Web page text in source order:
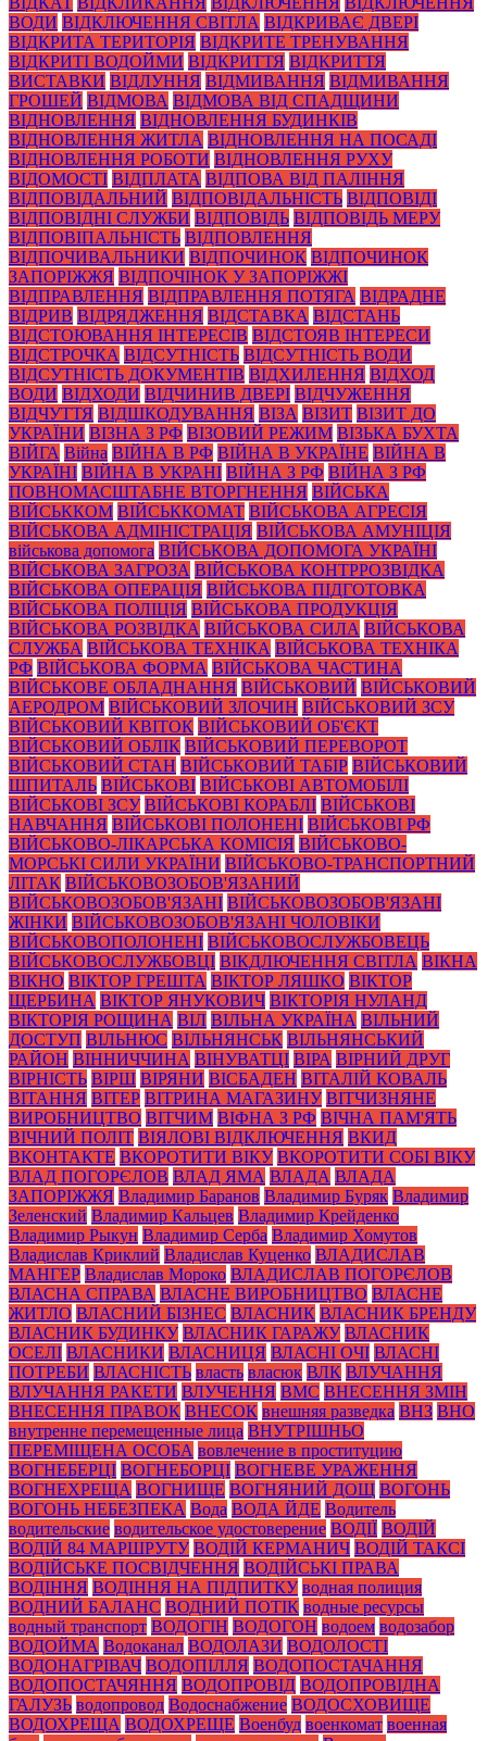
ВОДИ ВІДКЛЮЧЕННЯ СВІТЛА ВІДКРИВАЄ ДВЕРІ
ВІДКРИТА ТЕРИТОРІЯ ВІДКРИТЕ ТРЕНУВАННЯ
ВІДКРИТІ ВОДОЙМИ ВІДКРИТТЯ ВІДКРИТТЯ
ВИСТАВКИ ВІДЛУННЯ ВІДМИВАННЯ ВІДМИВАННЯ
ГРОШЕЙ ВІДМОВА ВІДМОВА ВІД СПАДЩИНИ
ВІДНОВЛЕННЯ ВІДНОВЛЕННЯ БУДИНКІВ
ВІДНОВЛЕННЯ ЖИТЛА ВІДНОВЛЕННЯ НА ПОСАДІ
ВІДНОВЛЕННЯ РОБОТИ ВІДНОВЛЕННЯ РУХУ
ВІДОМОСТІ ВІДПЛАТА ВІДПОВА ВІД ПАЛІННЯ
ВІДПОВІДАЛЬНИЙ ВІДПОВІДАЛЬНІСТЬ ВІДПОВІДІ
ВІДПОВІДНІ СЛУЖБИ ВІДПОВІДЬ ВІДПОВІДЬ МЕРУ
ВІДПОВІПАЛЬНІСТЬ ВІДПОВЛЕННЯ
ВІДПОЧИВАЛЬНИКИ ВІДПОЧИНОК ВІДПОЧИНОК
ЗАПОРІЖЖЯ ВІДПОЧІНОК У ЗАПОРІЖЖІ
ВІДПРАВЛЕННЯ ВІДПРАВЛЕННЯ ПОТЯГА ВІДРАДНЕ
ВІДРИВ ВІДРЯДЖЕННЯ ВІДСТАВКА ВІДСТАНЬ
ВІДСТОЮВАННЯ ІНТЕРЕСІВ ВІДСТОЯВ ІНТЕРЕСИ
ВІДСТРОЧКА ВІДСУТНІСТЬ ВІДСУТНІСТЬ ВОДИ
ВІДСУТНІСТЬ ДОКУМЕНТІВ ВІДХИЛЕННЯ ВІДХОД
ВОДИ ВІДХОДИ ВІДЧИНИВ ДВЕРІ ВІДЧУЖЕННЯ
ВІДЧУТТЯ ВІДШКОДУВАННЯ ВІЗА ВІЗИТ ВІЗИТ ДО
УКРАЇНИ ВІЗНА З РФ ВІЗОВИЙ РЕЖИМ ВІЗЬКА БУХТА
ВІЙГА Війна ВІЙНА В РФ ВІЙНА В УКРАЇНЕ ВІЙНА В
УКРАЇНІ ВІЙНА В УКРАНІ ВІЙНА З РФ ВІЙНА З РФ
ПОВНОМАСШТАБНЕ ВТОРГНЕННЯ ВІЙСЬКА
ВІЙСЬККОМ ВІЙСЬККОМАТ ВІЙСЬКОВА АГРЕСІЯ
ВІЙСЬКОВА АДМІНІСТРАЦІЯ ВІЙСЬКОВА АМУНІЦІЯ
військова допомога ВІЙСЬКОВА ДОПОМОГА УКРАЇНІ
ВІЙСЬКОВА ЗАГРОЗА ВІЙСЬКОВА КОНТРРОЗВІДКА
ВІЙСЬКОВА ОПЕРАЦІЯ ВІЙСЬКОВА ПІДГОТОВКА
ВІЙСЬКОВА ПОЛІЦІЯ ВІЙСЬКОВА ПРОДУКЦІЯ
ВІЙСЬКОВА РОЗВІДКА ВІЙСЬКОВА СИЛА ВІЙСЬКОВА
СЛУЖБА ВІЙСЬКОВА ТЕХНІКА ВІЙСЬКОВА ТЕХНІКА
РФ ВІЙСЬКОВА ФОРМА ВІЙСЬКОВА ЧАСТИНА
ВІЙСЬКОВЕ ОБЛАДНАННЯ ВІЙСЬКОВИЙ ВІЙСЬКОВИЙ
АЕРОДРОМ ВІЙСЬКОВИЙ ЗЛОЧИН ВІЙСЬКОВИЙ ЗСУ
ВІЙСЬКОВИЙ КВІТОК ВІЙСЬКОВИЙ ОБ'ЄКТ
ВІЙСЬКОВИЙ ОБЛІК ВІЙСЬКОВИЙ ПЕРЕВОРОТ
ВІЙСЬКОВИЙ СТАН ВІЙСЬКОВИЙ ТАБІР ВІЙСЬКОВИЙ
ШПИТАЛЬ ВІЙСЬКОВІ ВІЙСЬКОВІ АВТОМОБІЛІ
ВІЙСЬКОВІ ЗСУ ВІЙСЬКОВІ КОРАБЛІ ВІЙСЬКОВІ
НАВЧАННЯ ВІЙСЬКОВІ ПОЛОНЕНІ ВІЙСЬКОВІ РФ
ВІЙСЬКОВО-ЛІКАРСЬКА КОМІСІЯ ВІЙСЬКОВО-
МОРСЬКІ СИЛИ УКРАЇНИ ВІЙСЬКОВО-ТРАНСПОРТНИЙ
ЛІТАК ВІЙСЬКОВОЗОБОВ'ЯЗАНИЙ
ВІЙСЬКОВОЗОБОВ'ЯЗАНІ ВІЙСЬКОВОЗОБОВ'ЯЗАНІ
ЖІНКИ ВІЙСЬКОВОЗОБОВ'ЯЗАНІ ЧОЛОВІКИ
ВІЙСЬКОВОПОЛОНЕНІ ВІЙСЬКОВОСЛУЖБОВЕЦЬ
ВІЙСЬКОВОСЛУЖБОВЦІ ВІКДЛЮЧЕННЯ СВІТЛА ВІКНА
ВІКНО ВІКТОР ГРЕШТА ВІКТОР ЛЯШКО ВІКТОР
ЩЕРБИНА ВІКТОР ЯНУКОВИЧ ВІКТОРІЯ НУЛАНД
ВІКТОРІЯ РОЩИНА ВІЛ ВІЛЬНА УКРАЇНА ВІЛЬНИЙ
ДОСТУП ВІЛЬНЮС ВІЛЬНЯНСЬК ВІЛЬНЯНСЬКИЙ
РАЙОН ВІННИЧЧИНА ВІНУВАТЦІ ВІРА ВІРНИЙ ДРУГ
ВІРНІСТЬ ВІРШ ВІРЯНИ ВІСБАДЕН ВІТАЛІЙ КОВАЛЬ
ВІТАННЯ ВІТЕР ВІТРИНА МАГАЗИНУ ВІТЧИЗНЯНЕ
ВИРОБНИЦТВО ВІТЧИМ ВІФНА З РФ ВІЧНА ПАМ'ЯТЬ
ВІЧНИЙ ПОЛІТ ВІЯЛОВІ ВІДКЛЮЧЕННЯ ВКИД
ВКОНТАКТЕ ВКОРОТИТИ ВІКУ ВКОРОТИТИ СОБІ ВІКУ
ВЛАД ПОГОРЄЛОВ ВЛАД ЯМА ВЛАДА ВЛАДА
ЗАПОРІЖЖЯ Владимир Баранов Владимир Буряк Владимир
Зеленский Владимир Кальцев Владимир Крейденко
Владимир Рыкун Владимир Серба Владимир Хомутов
Владислав Криклий Владислав Куценко ВЛАДИСЛАВ
МАНГЕР Владислав Мороко ВЛАДИСЛАВ ПОГОРЄЛОВ
ВЛАСНА СПРАВА ВЛАСНЕ ВИРОБНИЦТВО ВЛАСНЕ
ЖИТЛО ВЛАСНИЙ БІЗНЕС ВЛАСНИК ВЛАСНИК БРЕНДУ
ВЛАСНИК БУДИНКУ ВЛАСНИК ГАРАЖУ ВЛАСНИК
ОСЕЛІ ВЛАСНИКИ ВЛАСНИЦЯ ВЛАСНІ ОЧІ ВЛАСНІ
ПОТРЕБИ ВЛАСНІСТЬ власть власюк ВЛК ВЛУЧАННЯ
ВЛУЧАННЯ РАКЕТИ ВЛУЧЕННЯ ВМС ВНЕСЕННЯ ЗМІН
ВНЕСЕННЯ ПРАВОК ВНЕСОК внешняя разведка ВНЗ ВНО
внутренне перемещенные лица ВНУТРІШНЬО
ПЕРЕМІЩЕНА ОСОБА вовлечение в проституцию
ВОГНЕБЕРЦІ ВОГНЕБОРЦІ ВОГНЕВЕ УРАЖЕННЯ
ВОГНЕХРЕЩА ВОГНИЩЕ ВОГНЯНИЙ ДОЩ ВОГОНЬ
ВОГОНЬ НЕБЕЗПЕКА Вода ВОДА ЙДЕ Водитель
водительские водительское удостоверение ВОДІЇ ВОДІЙ
ВОДІЙ 84 МАРШРУТУ ВОДІЙ КЕРМАНИЧ ВОДІЙ ТАКСІ
ВОДІЙСЬКЕ ПОСВІДЧЕННЯ ВОДІЙСЬКІ ПРАВА
ВОДІННЯ ВОДІННЯ НА ПІДПИТКУ водная полиция
ВОДНИЙ БАЛАНС ВОДНИЙ ПОТІК водные ресурсы
водный транспорт ВОДОГІН ВОДОГОН водоем водозабор
ВОДОЙМА Водоканал ВОДОЛАЗИ ВОДОЛОСТІ
ВОДОНАГРІВАЧ ВОДОПІЛЛЯ ВОДОПОСТАЧАННЯ
ВОДОПОСТАЧЯННЯ ВОДОПРОВІД ВОДОПРОВІДНА
ГАЛУЗЬ водопровод Водоснабжение ВОДОСХОВИЩЕ
ВОДОХРЕЩА ВОДОХРЕЩЕ Военбуд военкомат военная